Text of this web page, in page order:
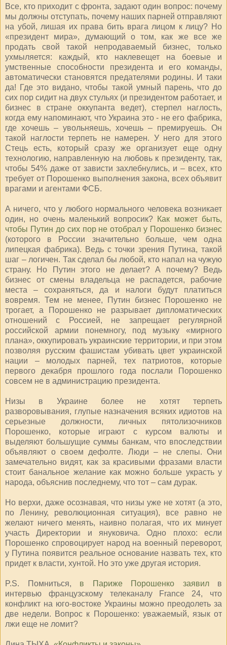
Все, кто приходит с фронта, задают один вопрос: почему
мы должны отступать, почему наших парней отправляют
на убой, лишая их права бить врага лицом к лицу? Но
«президент мира», думающий о том, как же все же
продать свой такой непродаваемый бизнес, только
ухмыляется: каждый, кто наклевещет на боевые и
умственные способности президента и его команды,
автоматически становятся предателями родины. И таки
да! Где это видано, чтобы такой умный парень, что до
сих пор сидит на двух стульях (и президентом работает, и
бизнес в стране оккупанта ведет), стерпел наглость,
когда ему напоминают, что Украина это - не его фабрика,
где хочешь – увольняешь, хочешь – премируешь. Он
такой наглости терпеть не намерен. У него для этого
Стець есть, который сразу же организует еще одну
технологию, направленную на любовь к президенту, так,
чтобы 54% даже от зависти захлебнулись, и – всех, кто
требует от Порошенко выполнения закона, всех объявит
врагами и агентами ФСБ.
А ничего, что у любого нормального человека возникает
один, но очень маленький вопросик? Как может быть,
чтобы Путин до сих пор не отобрал у Порошенко бизнес
(которого в России значительно больше, чем одна
липецкая фабрика). Ведь с точки зрения Путина, такой
шаг – логичен. Так сделал бы любой, кто напал на чужую
страну. Но Путин этого не делает? А почему? Ведь
бизнес от смены владельца не распадется, рабочие
места – сохраняться, да и налоги будут платиться
вовремя. Тем не менее, Путин бизнес Порошенко не
трогает, а Порошенко не разрывает дипломатических
отношений с Россией, не запрещает регулярной
российской армии понемногу, под музыку «мирного
плана», оккупировать украинские территории, и при этом
позволяя русским фашистам убивать цвет украинской
нации – молодых парней, тех патриотов, которые
первого декабря прошлого года послали Порошенко
совсем не в администрацию президента.
Низы в Украине более не хотят терпеть
разворовывания, глупые назначения всяких идиотов на
серьезные должности, личных пятолизочников
Порошенко, которые играют с курсом валюты и
выделяют большущие суммы банкам, что впоследствии
объявляют о своем дефолте. Люди – не слепы. Они
замечательно видят, как за красивыми фразами власти
стоит банальное желание как можно больше украсть у
народа, объяснив последнему, что тот – сам дурак.
Но верхи, даже осознавая, что низы уже не хотят (а это,
по Ленину, революционная ситуация), все равно не
желают ничего менять, наивно полагая, что их минует
участь Директории и януковича. Одно плохо: если
Порошенко спровоцирует народ на военный переворот,
у Путина появится реальное основание назвать тех, кто
придет к власти, хунтой. Но это уже другая история.
P.S. Помниться, в Париже Порошенко заявилв
интервью французскому телеканалу France 24, что
конфликт на юго-востоке Украины можно преодолеть за
две недели. Вопрос к Порошенко: уважаемый, язык от
лжи еще не ломит?